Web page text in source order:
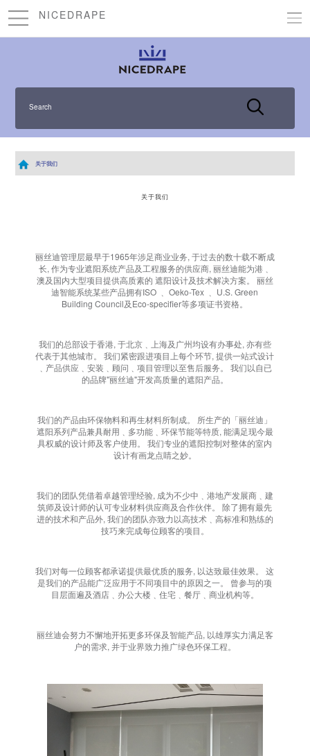
NICEDRAPE
Search
关于我们
关于我们
丽丝迪管理层最早于1965年涉足商业业务, 于过去的数十载不断成
长, 作为专业遮阳系统产品及工程服务的供应商, 丽丝迪能为港﹑
澳及国内大型项目提供高质素的 遮阳设计及技术解决方案。 丽丝
迪智能系统某些产品拥有ISO ﹑ Oeko-Tex ﹑ U.S. Green
Building Council及Eco-specifier等多项证书资格。
我们的总部设于香港, 于北京﹑上海及广州均设有办事处, 亦有些
代表于其他城市。 我们紧密跟进项目上每个环节, 提供一站式设计
﹑产品供应﹑安装﹑顾问﹑项目管理以至售后服务。 我们以自已
的品牌"丽丝迪"开发高质量的遮阳产品。
我们的产品由环保物料和再生材料所制成。 所生产的「丽丝迪」
遮阳系列产品兼具耐用﹑多功能﹑环保节能等特质, 能满足现今最
具权威的设计师及客户使用。 我们专业的遮阳控制对整体的室内
设计有画龙点睛之妙。
我们的团队凭借着卓越管理经验, 成为不少中﹑港地产发展商﹑建
筑师及设计师的认可专业材料供应商及合作伙伴。 除了拥有最先
进的技术和产品外, 我们的团队亦致力以高技术﹑高标准和熟练的
技巧来完成每位顾客的项目。
我们对每一位顾客都承诺提供最优质的服务, 以达致最佳效果。 这
是我们的产品能广泛应用于不同项目中的原因之一。 曾参与的项
目层面遍及酒店﹑办公大楼﹑住宅﹑餐厅﹑商业机构等。
丽丝迪会努力不懈地开拓更多环保及智能产品, 以雄厚实力满足客
户的需求, 并于业界致力推广绿色环保工程。